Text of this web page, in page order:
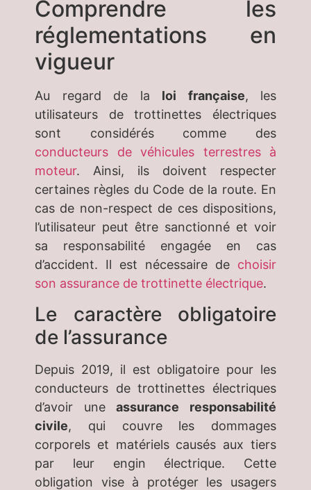
Comprendre les
réglementations en
vigueur
Au regard de la loi française, les
utilisateurs de trottinettes électriques
sont considérés comme des
conducteurs de véhicules terrestres à
moteur. Ainsi, ils doivent respecter
certaines règles du Code de la route. En
cas de non-respect de ces dispositions,
l’utilisateur peut être sanctionné et voir
sa responsabilité engagée en cas
d’accident. Il est nécessaire de choisir
son assurance de trottinette électrique.
Le caractère obligatoire
de l’assurance
Depuis 2019, il est obligatoire pour les
conducteurs de trottinettes électriques
d’avoir uneassurance responsabilité
civile, qui couvre les dommages
corporels et matériels causés aux tiers
par leur engin électrique. Cette
obligation vise à protéger les usagers